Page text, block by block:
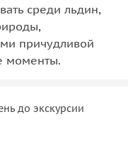
среди льдин,
причудливой
моменты.
до экскурсии